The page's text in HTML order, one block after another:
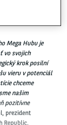
železnicou s
Mega Hubu je
vo svojich
krok posilní
vieru v potenciál
chceme
našim
pozitívne
prezident
Republic.